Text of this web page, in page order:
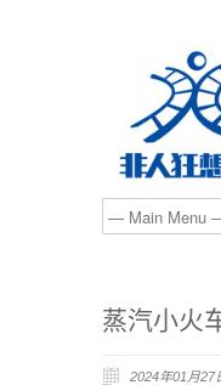
蒸汽小火
2024年01月27